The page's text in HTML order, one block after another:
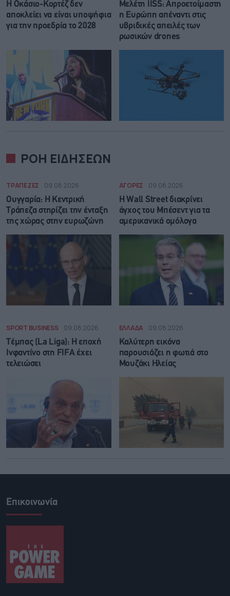
Η Οκάσιο-Κορτέζ δεν
αποκλείει να είναι υποψήφια
για την προεδρία το 2028
Μελέτη IISS: Απροετοίμαστη
η Ευρώπη απέναντι στις
υβριδικές απειλές των
ρωσικών drones
ΡΟΗ ΕΙΔΗΣΕΩΝ
ΤΡΑΠΕΖΕΣ 09.08.2026
Ουγγαρία: Η Κεντρική
Τράπεζα στηρίζει την ένταξη
της χώρας στην ευρωζώνη
ΑΓΟΡΕΣ 09.08.2026
Η Wall Street διακρίνει
άγχος του Μπέσεντ για τα
αμερικανικά ομόλογα
SPORT BUSINESS 09.08.2026
Τέμπας (La Liga): Η εποχή
Ινφαντίνο στη FIFA έχει
τελειώσει
ΕΛΛΑΔΑ 09.08.2026
Καλύτερη εικόνα
παρουσιάζει η φωτιά στο
Μουζάκι Ηλείας
Επικοινωνία